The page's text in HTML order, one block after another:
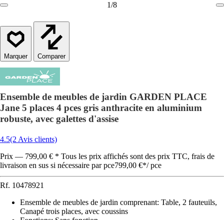
1/8
Comparer
Ensemble de meubles de jardin GARDEN PLACE
Jane 5 places 4 pces gris anthracite en aluminium
robuste, avec galettes d'assise
4.5(2 Avis clients)
Prix — 799,00 € * Tous les prix affichés sont des prix TTC, frais de
livraison en sus si nécessaire par pce799,00 €*/ pce
Rf. 10478921
Ensemble de meubles de jardin comprenant: Table, 2 fauteuils,
Canapé trois places, avec coussins